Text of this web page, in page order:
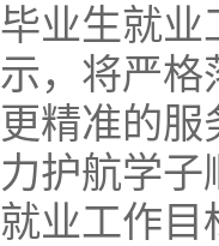
业生就
，将严
精准的
护航学
业工作目